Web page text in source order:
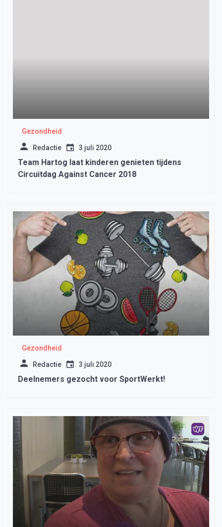
Gezondheid
Redactie 3 juli 2020
Team Hartog laat kinderen genieten tijdens
Circuitdag Against Cancer 2018
Gezondheid
Redactie 3 juli 2020
Deelnemers gezocht voor SportWerkt!